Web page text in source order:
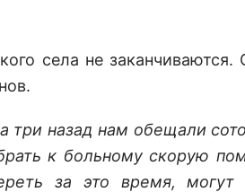
села не заканчиваются.
три назад нам обещали
к больному скорую
за это время,